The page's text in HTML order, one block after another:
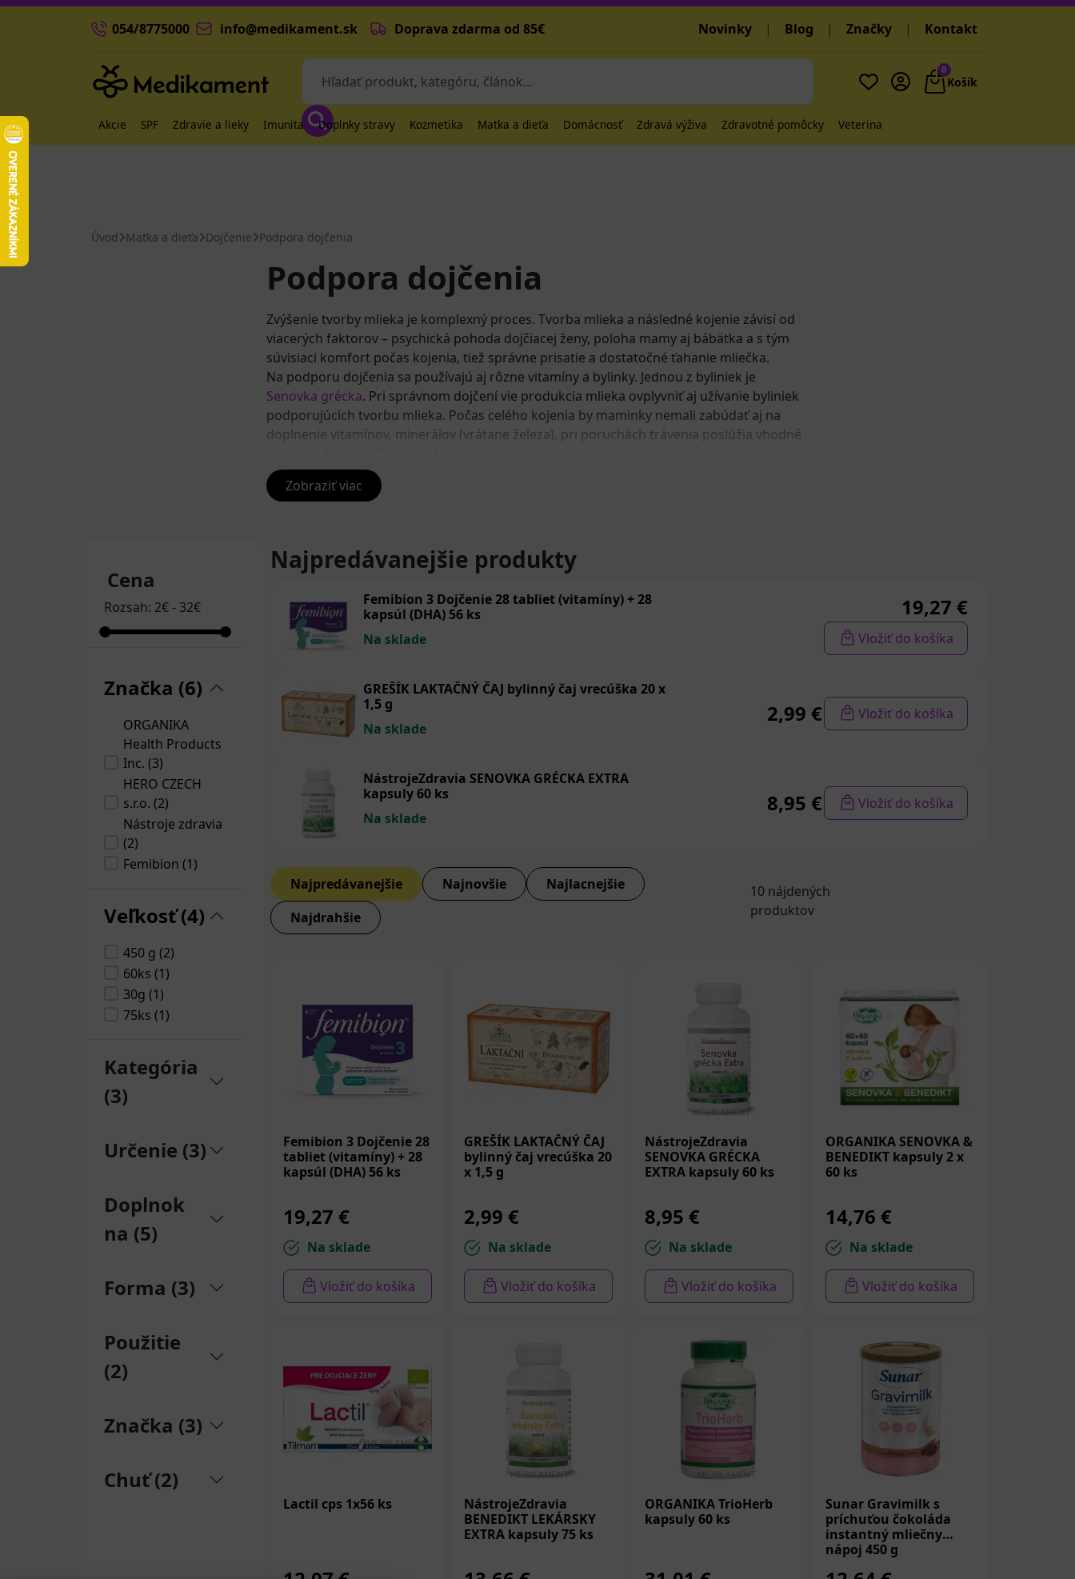
054/8775000 info@medikament.sk Doprava zdarma od 85€ Novinky | Blog | Značky | Kontakt
0
Košík
Akcie SPF Zdravie a lieky Imunita Doplnky stravy Kozmetika Matka a dieťa Domácnosť Zdravá výživa Zdravotné pomôcky Veterina
Úvod Matka a dieťa Dojčenie Podpora dojčenia
Podpora dojčenia
Zvýšenie tvorby mlieka je komplexný proces. Tvorba mlieka a následné kojenie závisí od
viacerých faktorov – psychická pohoda dojčiacej ženy, poloha mamy aj bábätka a s tým
súvisiaci komfort počas kojenia, tiež správne prisatie a dostatočné ťahanie mliečka.
Na podporu dojčenia sa používajú aj rôzne vitamíny a bylinky. Jednou z byliniek je
Senovka grécka. Pri správnom dojčení vie produkcia mlieka ovplyvniť aj užívanie byliniek
podporujúcich tvorbu mlieka. Počas celého kojenia by maminky nemali zabúdať aj na
doplnenie vitamínov, minerálov (vrátane železa), pri poruchách trávenia poslúžia vhodné
Vitamíny pre dojčiace matky
pre dojčiace matky by mali byť vo vysokej kvalite, mali by obsahovať najmä vitamín A,
a EPA (omega-3 mastné kyseliny).
Vyskúšať môžete napríklad
minerály v tekutej forme, siahnite po kvalitnom produkte vo forme mliečneho nápoja
Bylinky na podporu dojčenia
Na zvýšenie laktácie sa najčastejšie využívajú dve bylinky: senovka grécka a benedikt
Dôležitá je denná dávka, vyššia je zvyčajne v prípravkoch s obsahom jednej byliny, nižšia v
kombinovaných preparátoch. Nástup účinku je rýchly, zvyčajne cítiť efekt už po 24
hodinách od prvého užitia.
grécka,Benedikt lekársky Nástroje zdravia
Viaczložkové výživové doplnky napríklad produkty akoOrganika senovka+benedikt,
Organika TrioHerbalebo
Zobraziť viac
Cena
Rozsah: 2€- 32€
Značka (6)
ORGANIKA
Health Products
Inc. (3)
HERO CZECH
s.r.o. (2)
Nástroje zdravia
(2)
Femibion (1)
GREŠÍK
VALDEMAR
NATURA, s.r.o.
(1)
Veľkosť (4)
450 g (2)
60ks (1)
30g (1)
75ks (1)
Kategória
(3)
Určenie (3)
Doplnok
na (5)
Forma (3)
Použitie
(2)
Značka (3)
Chuť (2)
Najpredávanejšie produkty
Femibion 3 Dojčenie 28 tabliet (vitamíny) + 28
kapsúl (DHA) 56 ks
Na sklade
19,27 €
Vložiť do košíka
GREŠÍK LAKTAČNÝ ČAJ bylinný čaj vrecúška 20 x
1,5 g
Na sklade
2,99 € Vložiť do košíka
NástrojeZdravia SENOVKA GRÉCKA EXTRA
kapsuly 60 ks
Na sklade
8,95 € Vložiť do košíka
Najpredávanejšie Najnovšie
Najlacnejšie
Najdrahšie
10 nájdených
produktov
Femibion 3 Dojčenie 28
tabliet (vitamíny) + 28
kapsúl (DHA) 56 ks
19,27 €
Na sklade
Vložiť do košíka
GREŠÍK LAKTAČNÝ ČAJ
bylinný čaj vrecúška 20
x 1,5 g
2,99 €
Na sklade
Vložiť do košíka
NástrojeZdravia
SENOVKA GRÉCKA
EXTRA kapsuly 60 ks
8,95 €
Na sklade
Vložiť do košíka
ORGANIKA SENOVKA &
BENEDIKT kapsuly 2 x
60 ks
14,76 €
Na sklade
Vložiť do košíka
Lactil cps 1x56 ks
NástrojeZdravia
BENEDIKT LEKÁRSKY
EXTRA kapsuly 75 ks
ORGANIKA TrioHerb
kapsuly 60 ks
Sunar Gravimilk s
príchuťou čokoláda
instantný mliečny
nápoj 450 g